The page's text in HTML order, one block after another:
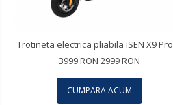
3999 RON2999 RON
CUMPARA ACUM